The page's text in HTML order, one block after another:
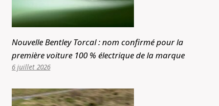
Nouvelle Bentley Torcal : nom confirmé pour la
première voiture 100 % électrique de la marque
6 juillet 2026